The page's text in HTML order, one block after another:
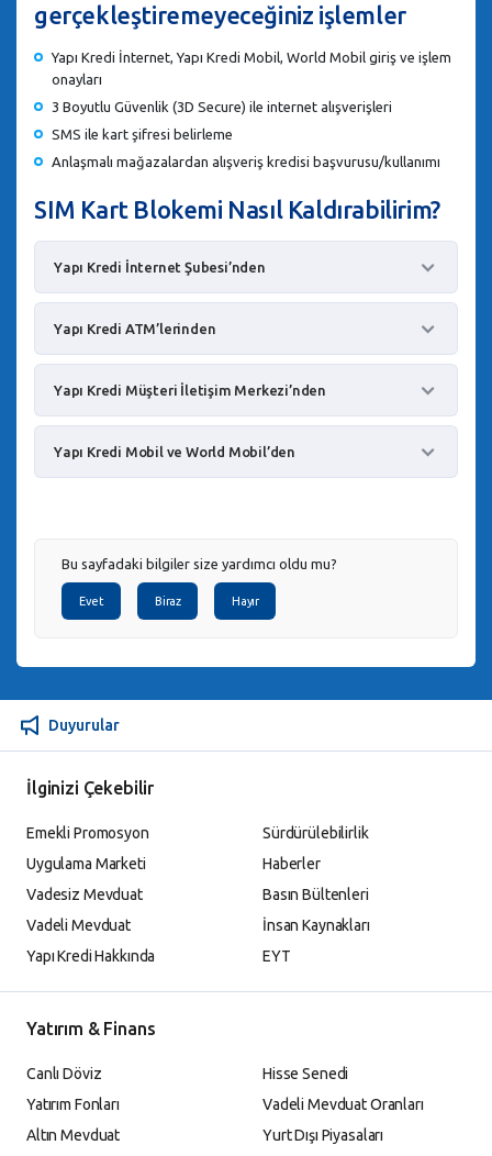
gerçekleştiremeyeceğiniz işlemler
Yapı Kredi İnternet, Yapı Kredi Mobil, World Mobil giriş ve işlem
onayları
3 Boyutlu Güvenlik (3D Secure) ile internet alışverişleri
SMS ile kart şifresi belirleme
Anlaşmalı mağazalardan alışveriş kredisi başvurusu/kullanımı
SIM Kart Blokemi Nasıl Kaldırabilirim?
Yapı Kredi İnternet Şubesi’nden
Yapı Kredi ATM’lerinden
Yapı Kredi Müşteri İletişim Merkezi’nden
Yapı Kredi Mobil ve World Mobil’den
Bu sayfadaki bilgiler size yardımcı oldu mu?
Evet Biraz Hayır
Duyurular
İlginizi Çekebilir
Emekli Promosyon
Uygulama Marketi
Vadesiz Mevduat
Vadeli Mevduat
Yapı Kredi Hakkında
Sürdürülebilirlik
Haberler
Basın Bültenleri
İnsan Kaynakları
EYT
Yatırım & Finans
Canlı Döviz
Yatırım Fonları
Altın Mevduat
Hisse Senedi
Vadeli Mevduat Oranları
Yurt Dışı Piyasaları